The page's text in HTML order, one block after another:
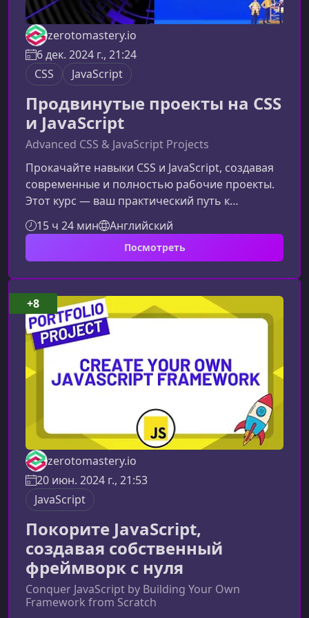
zerotomastery.io
6 дек. 2024 г., 21:24
CSS
JavaScript
Продвинутые проекты на CSS
и JavaScript
Advanced CSS & JavaScript Projects
Прокачайте навыки CSS и JavaScript, создавая
современные и полностью рабочие проекты.
Этот курс — ваш практический путь к
созданию динамичных интерфейсов,
управлению данными, работе с API и
превращению идей в настоящие веб-
ориентирован на разработчиков, которые
хотят углубить знания CSS и JavaScript и
перейти к самостоятельной разработке
функциональных приложений. Создание
интерактивных интерфейсов с использ
15 ч 24 мин Английский
Посмотреть
zerotomastery.io
20 июн. 2024 г., 21:53
JavaScript
Покорите JavaScript,
создавая собственный
фреймворк с нуля
Conquer JavaScript by Building Your Own
Framework from Scratch
+8